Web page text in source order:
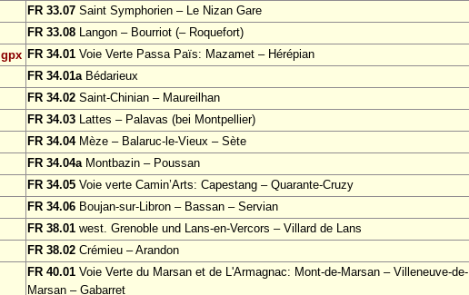
FR 33.07 Saint Symphorien – Le Nizan Gare
FR 33.08 Langon – Bourriot (– Roquefort)
gpx FR 34.01 Voie Verte Passa Païs: Mazamet – Hérépian
FR 34.01aBédarieux
FR 34.02 Saint-Chinian – Maureilhan
FR 34.03 Lattes – Palavas (bei Montpellier)
FR 34.04Mèze – Balaruc-le-Vieux – Sète
FR 34.04aMontbazin – Poussan
FR 34.05 Voie verte Camin’Arts: Capestang – Quarante-Cruzy
FR 34.06 Boujan-sur-Libron – Bassan – Servian
FR 38.01 west. Grenoble und Lans-en-Vercors – Villard de Lans
FR 38.02 Crémieu – Arandon
FR 40.01 Voie Verte du Marsan et de L'Armagnac: Mont-de-Marsan – Villeneuve-de-
Marsan – Gabarret